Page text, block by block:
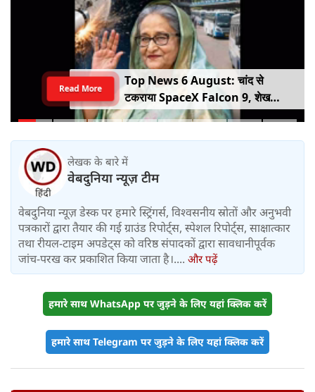
Top News 6 August: चांद से
टकराया SpaceX Falcon 9, शेख
हसीना की घर वापसी का ऐलान, MP में बस
Read More
लेखक के बारे में
वेबदुनिया न्यूज़ टीम
वेबदुनिया न्यूज़ डेस्क पर हमारे स्ट्रिंगर्स, विश्वसनीय स्रोतों और अनुभवी
पत्रकारों द्वारा तैयार की गई ग्राउंड रिपोर्ट्स, स्पेशल रिपोर्ट्स, साक्षात्कार
तथा रीयल-टाइम अपडेट्स को वरिष्ठ संपादकों द्वारा सावधानीपूर्वक
जांच-परख कर प्रकाशित किया जाता है।.... और पढ़ें
हमारे साथ WhatsApp पर जुड़ने के लिए यहां क्लिक करें
हमारे साथ Telegram पर जुड़ने के लिए यहां क्लिक करें